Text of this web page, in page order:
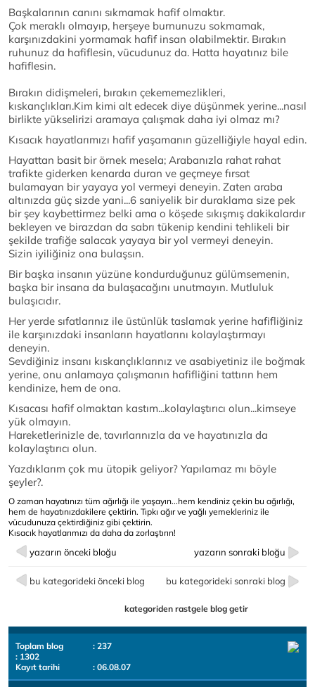
Başkalarının canını sıkmamak hafif olmaktır.
Çok meraklı olmayıp, herşeye burnunuzu sokmamak,
karşınızdakini yormamak hafif insan olabilmektir. Bırakın
ruhunuz da hafiflesin, vücudunuz da. Hatta hayatınız bile
hafiflesin.
Bırakın didişmeleri, bırakın çekememezlikleri,
kıskançlıkları.Kim kimi alt edecek diye düşünmek yerine...nasıl
birlikte yükselirizi aramaya çalışmak daha iyi olmaz mı?
Kısacık hayatlarımızı hafif yaşamanın güzelliğiyle hayal edin.
Hayattan basit bir örnek mesela; Arabanızla rahat rahat
trafikte giderken kenarda duran ve geçmeye fırsat
bulamayan bir yayaya yol vermeyi deneyin. Zaten araba
altınızda güç sizde yani...6 saniyelik bir duraklama size pek
bir şey kaybettirmez belki ama o köşede sıkışmış dakikalardır
bekleyen ve birazdan da sabrı tükenip kendini tehlikeli bir
şekilde trafiğe salacak yayaya bir yol vermeyi deneyin.
Sizin iyiliğiniz ona bulaşsın.
Bir başka insanın yüzüne kondurduğunuz gülümsemenin,
başka bir insana da bulaşacağını unutmayın. Mutluluk
bulaşıcıdır.
Her yerde sıfatlarınız ile üstünlük taslamak yerine hafifliğiniz
ile karşınızdaki insanların hayatlarını kolaylaştırmayı
deneyin.
Sevdiğiniz insanı kıskançlıklarınız ve asabiyetiniz ile boğmak
yerine, onu anlamaya çalışmanın hafifliğini tattırın hem
kendinize, hem de ona.
Kısacası hafif olmaktan kastım...kolaylaştırıcı olun...kimseye
yük olmayın.
Hareketlerinizle de, tavırlarınızla da ve hayatınızla da
kolaylaştırıcı olun.
Yazdıklarım çok mu ütopik geliyor? Yapılamaz mı böyle
şeyler?.
O zaman hayatınızı tüm ağırlığı ile yaşayın...hem kendiniz çekin bu ağırlığı,
hem de hayatınızdakilere çektirin. Tıpkı ağır ve yağlı yemekleriniz ile
vücudunuza çektirdiğiniz gibi çektirin.
Kısacık hayatlarımızı da daha da zorlaştırın!
yazarın önceki bloğu yazarın sonraki bloğu
bu kategorideki önceki blog bu kategorideki sonraki blog
kategoriden rastgele blog getir
Toplam blog
: 237
: 1302
Kayıt tarihi
: 06.08.07